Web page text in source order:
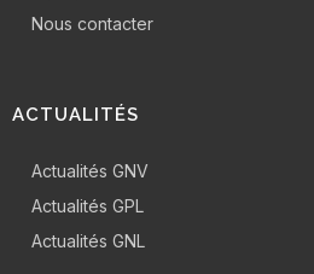
Nous contacter
ACTUALITÉS
Actualités GNV
Actualités GPL
Actualités GNL